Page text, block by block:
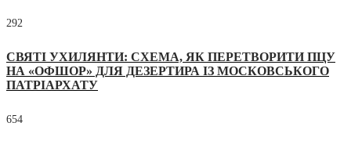
292
СВЯТІ УХИЛЯНТИ: СХЕМА, ЯК ПЕРЕТВОРИТИ ПЦУ
НА «ОФШОР» ДЛЯ ДЕЗЕРТИРА ІЗ МОСКОВСЬКОГО
ПАТРІАРХАТУ
654